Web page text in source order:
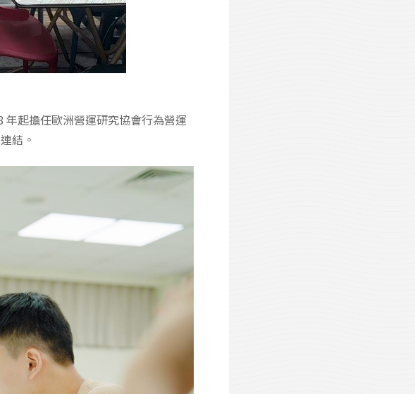
起擔任歐洲營運研究協會行為營運
結。